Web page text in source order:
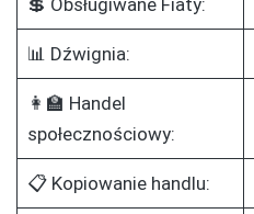
💲 Obsługiwane Fiaty:
📊 Dźwignia:
👩‍🏫 Handel
społecznościowy:
📋 Kopiowanie handlu: